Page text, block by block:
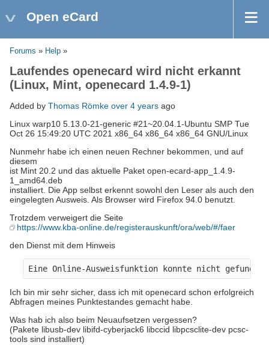
Open eCard
Forums » Help »
Laufendes openecard wird nicht erkannt
(Linux, Mint, openecard 1.4.9-1)
Added by Thomas Römke over 4 years ago
Linux warp10 5.13.0-21-generic #21~20.04.1-Ubuntu SMP Tue
Oct 26 15:49:20 UTC 2021 x86_64 x86_64 x86_64 GNU/Linux
Nunmehr habe ich einen neuen Rechner bekommen, und auf
diesem
ist Mint 20.2 und das aktuelle Paket open-ecard-app_1.4.9-
1_amd64.deb
installiert. Die App selbst erkennt sowohl den Leser als auch den
eingelegten Ausweis. Als Browser wird Firefox 94.0 benutzt.
Trotzdem verweigert die Seite
https://www.kba-online.de/registerauskunft/ora/web/#/faer
den Dienst mit dem Hinweis
Ich bin mir sehr sicher, dass ich mit openecard schon erfolgreich
Abfragen meines Punktestandes gemacht habe.
Was hab ich also beim Neuaufsetzen vergessen?
(Pakete libusb-dev libifd-cyberjack6 libccid libpcsclite-dev pcsc-
tools sind installiert)